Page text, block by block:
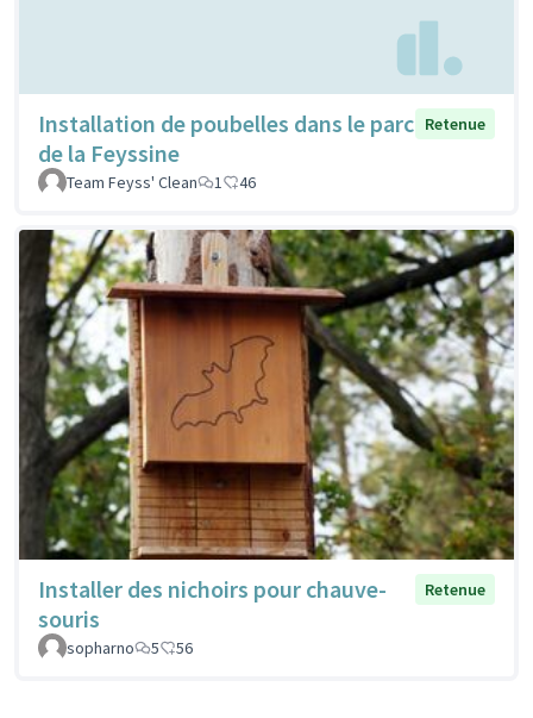
Installation de poubelles dans le parc
de la Feyssine
Retenue
Team Feyss' Clean 1 46
Installer des nichoirs pour chauve-
souris
Retenue
sopharno 5 56